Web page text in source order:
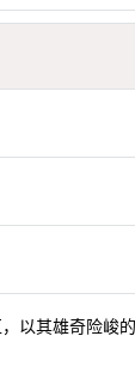
以其雄奇险峻